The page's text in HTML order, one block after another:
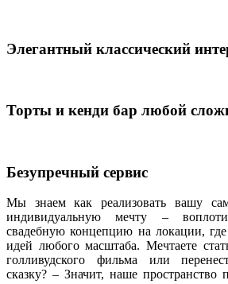
Элегантный классический
Торты и кенди бар любой
Безупречный сервис
Мы знаем как реализовать вашу
индивидуальную мечту –
свадебную концепцию на локации,
идей любого масштаба. Мечтаете
голливудского фильма или
сказку? – Значит, наше пространство